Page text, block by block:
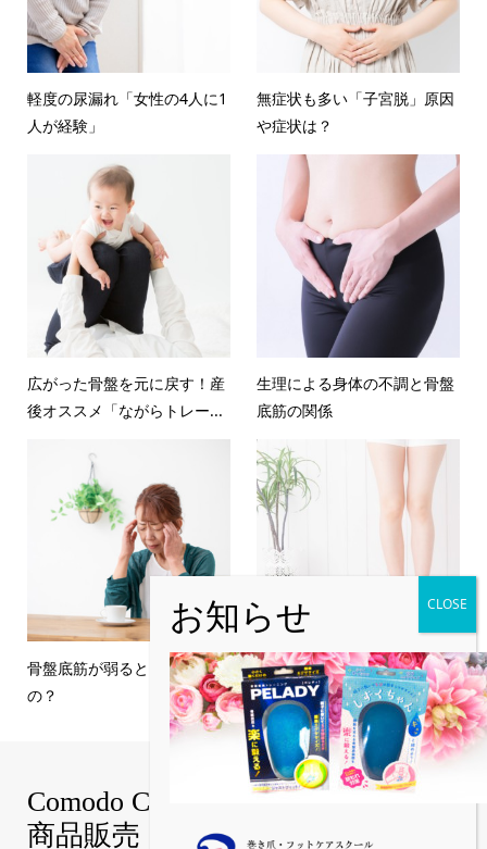
軽度の尿漏れ「女性の4人に1
人が経験」
無症状も多い「子宮脱」原因
や症状は？
広がった骨盤を元に戻す！産
後オススメ「ながらトレー...
生理による身体の不調と骨盤
底筋の関係
骨盤底筋が弱るとどうなる
の？
これだけでこんなに効果があ
るなんて・・・✨
Comodo Cure｜巻き爪補正技術・
商品販売【真和グループ公式│中